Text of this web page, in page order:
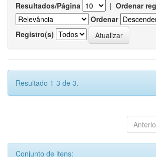
Resultados/Página | Ordenar
Ordenar
Registro(s)
Resultado 1-3 de 3.
Conjunto de itens: